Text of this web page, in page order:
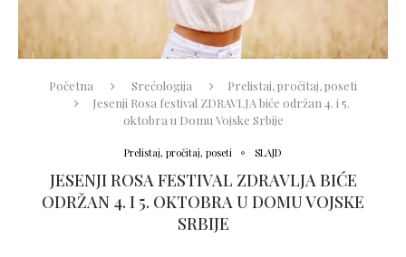
Početna Srećologija
Prelistaj, pročitaj, poseti
Jesenji Rosa festival ZDRAVLJA biće održan 4. i 5.
oktobra u Domu Vojske Srbije
Prelistaj, pročitaj, poseti SLAJD
JESENJI ROSA FESTIVAL ZDRAVLJA BIĆE
ODRŽAN 4. I 5. OKTOBRA U DOMU VOJSKE
SRBIJE